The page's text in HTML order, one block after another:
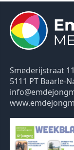
Smederijstraat 11
5111 PT Baarle-